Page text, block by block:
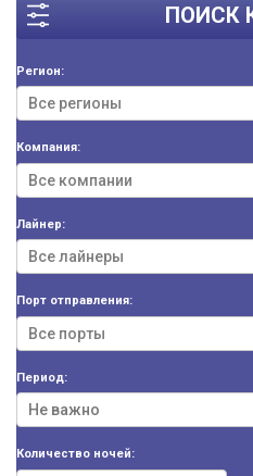
ПОИСК
Регион:
Компания:
Лайнер:
Порт отправления:
Период:
Количество ночей: